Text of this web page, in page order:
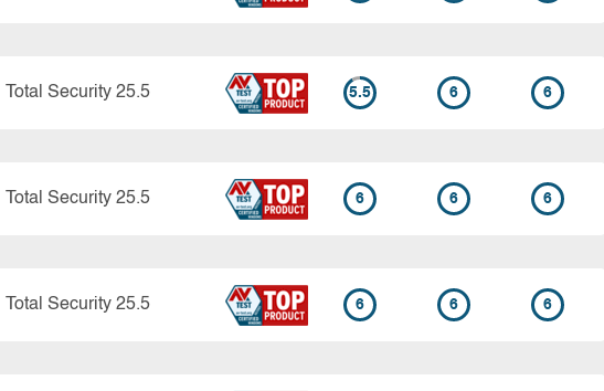
Total Security 25.5 5.5 6 6
Total Security 25.5 6 6 6
Total Security 25.5 6 6 6